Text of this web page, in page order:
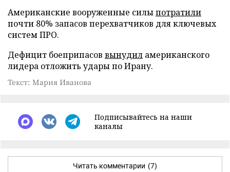
Американские вооруженные силыпотратили
почти 80% запасов перехватчиков для ключевых
систем ПРО.
Дефицит боеприпасов вынудил американского
лидера отложить удары по Ирану.
Текст: Мария Иванова
Подписывайтесь на наши
каналы
Читать комментарии (7)